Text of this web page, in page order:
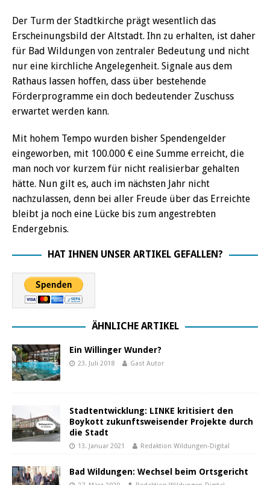
Der Turm der Stadtkirche prägt wesentlich das
Erscheinungsbild der Altstadt. Ihn zu erhalten, ist daher
für Bad Wildungen von zentraler Bedeutung und nicht
nur eine kirchliche Angelegenheit. Signale aus dem
Rathaus lassen hoffen, dass über bestehende
Förderprogramme ein doch bedeutender Zuschuss
erwartet werden kann.
Mit hohem Tempo wurden bisher Spendengelder
eingeworben, mit 100.000 € eine Summe erreicht, die
man noch vor kurzem für nicht realisierbar gehalten
hätte. Nun gilt es, auch im nächsten Jahr nicht
nachzulassen, denn bei aller Freude über das Erreichte
bleibt ja noch eine Lücke bis zum angestrebten
Endergebnis.
HAT IHNEN UNSER ARTIKEL GEFALLEN?
ÄHNLICHE ARTIKEL
Ein Willinger Wunder?
23. Juli 2018 Gast Autor
Stadtentwicklung: LINKE kritisiert den
Boykott zukunftsweisender Projekte durch
die Stadt
13. Januar 2021 Redaktion Wildungen-Digital
Bad Wildungen: Wechsel beim Ortsgericht